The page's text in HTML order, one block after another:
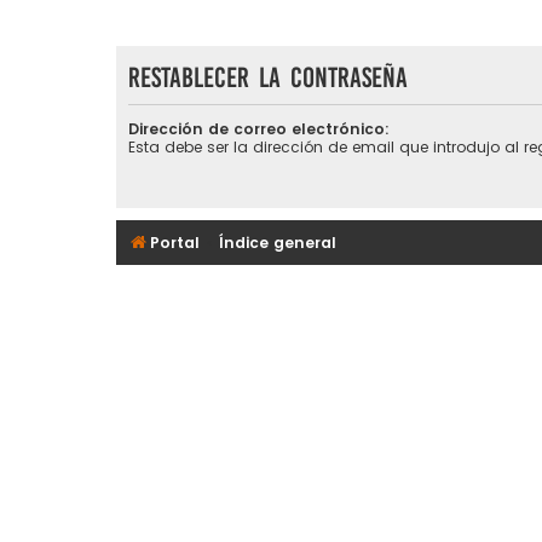
Restablecer la contraseña
Dirección de correo electrónico:
Esta debe ser la dirección de email que introdujo al
Portal Índice general